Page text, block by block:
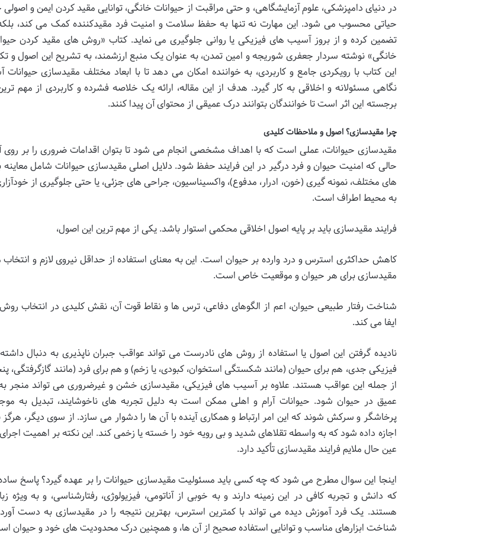
در دنیای دامپزشکی، علوم آزمایشگاهی، و حتی مراقبت از حیوانات خانگی، توانایی مقید کردن ایمن و
حیاتی محسوب می شود. این مهارت نه تنها به حفظ سلامت و امنیت فرد مقیدکننده کمک می کند، بلکه
تضمین کرده و از بروز آسیب های فیزیکی یا روانی جلوگیری می نماید. کتاب «روش های مقید کردن
خانگی» نوشته سردار جعفری شوریجه و امین تمدن، به عنوان یک منبع ارزشمند، به تشریح این اصول و
این کتاب با رویکردی جامع و کاربردی، به خواننده امکان می دهد تا با ابعاد مختلف مقیدسازی حیوانات
نگاهی مسئولانه و اخلاقی به کار گیرد. هدف از این مقاله، ارائه یک خلاصه فشرده و کاربردی از مهم
برجسته این اثر است تا خوانندگان بتوانند درک عمیقی از محتوای آن پیدا کنند.
چرا مقیدسازی؟ اصول و ملاحظات کلیدی
مقیدسازی حیوانات، عملی است که با اهداف مشخصی انجام می شود تا بتوان اقدامات ضروری را بر روی
حالی که امنیت حیوان و فرد درگیر در این فرایند حفظ شود. دلایل اصلی مقیدسازی حیوانات شامل معاینه
های مختلف، نمونه گیری (خون، ادرار، مدفوع)، واکسیناسیون، جراحی های جزئی، یا حتی جلوگیری از
به محیط اطراف است.
فرایند مقیدسازی باید بر پایه اصول اخلاقی محکمی استوار باشد. یکی از مهم ترین این اصول،
کاهش حداکثری استرس و درد وارده بر حیوان است. این به معنای استفاده از حداقل نیروی لازم و
مقیدسازی برای هر حیوان و موقعیت خاص است.
شناخت رفتار طبیعی حیوان، اعم از الگوهای دفاعی، ترس ها و نقاط قوت آن، نقش کلیدی در انتخاب
ایفا می کند.
نادیده گرفتن این اصول یا استفاده از روش های نادرست می تواند عواقب جبران ناپذیری به دنبال
فیزیکی جدی، هم برای حیوان (مانند شکستگی استخوان، کبودی، یا زخم) و هم برای فرد (مانند گازگرفتگی،
از جمله این عواقب هستند. علاوه بر آسیب های فیزیکی، مقیدسازی خشن و غیرضروری می تواند منجر
عمیق در حیوان شود. حیوانات آرام و اهلی ممکن است به دلیل تجربه های ناخوشایند، تبدیل به
پرخاشگر و سرکش شوند که این امر ارتباط و همکاری آینده با آن ها را دشوار می سازد. از سوی دیگر،
اجازه داده شود که به واسطه تقلاهای شدید و بی رویه خود را خسته یا زخمی کند. این نکته بر اهمیت
عین حال ملایم فرایند مقیدسازی تأکید دارد.
اینجا این سوال مطرح می شود که چه کسی باید مسئولیت مقیدسازی حیوانات را بر عهده گیرد؟ پاسخ
که دانش و تجربه کافی در این زمینه دارند و به خوبی از آناتومی، فیزیولوژی، رفتارشناسی، و به ویژه
هستند. یک فرد آموزش دیده می تواند با کمترین استرس، بهترین نتیجه را در مقیدسازی به دست
شناخت ابزارهای مناسب و توانایی استفاده صحیح از آن ها، و همچنین درک محدودیت های خود و حیوان